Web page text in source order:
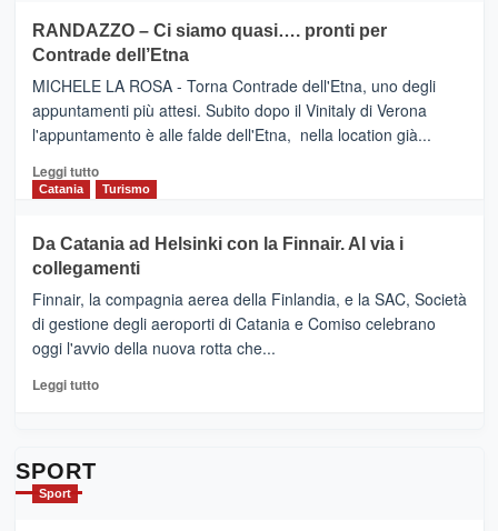
IL
NUOVO
SUMMER
CLUB
VIAGRANDE
(Ct)
–
Benanti
presenta
“Vino
&
Cultura
tappe
dell’enoturismo
sull’Etna
RANDAZZO – Ci siamo quasi…. pronti per
Contrade dell’Etna
MICHELE LA ROSA - Torna Contrade dell'Etna, uno degli
appuntamenti più attesi. Subito dopo il Vinitaly di Verona
l'appuntamento è alle falde dell'Etna, nella location già...
Leggi tuttoLeggi
di
RANDAZZO
–
Ci
siamo
quasi….
pronti
per
Catania Turismo
Da Catania ad Helsinki con la Finnair. Al via i
collegamenti
Finnair, la compagnia aerea della Finlandia, e la SAC, Società
di gestione degli aeroporti di Catania e Comiso celebrano
oggi l'avvio della nuova rotta che...
Leggi tuttoLeggi
SPORT
Sport